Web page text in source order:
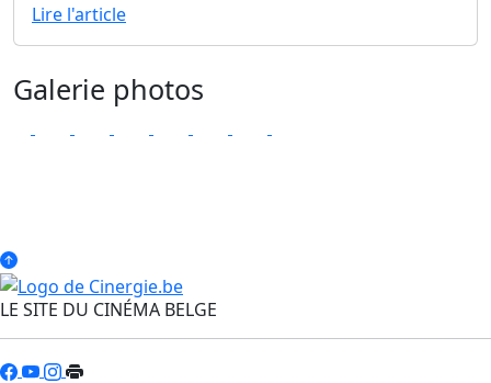
Lire l'article
Galerie photos
LE SITE DU CINÉMA BELGE